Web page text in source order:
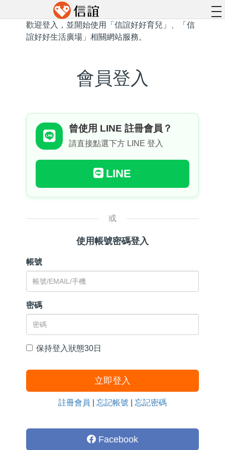
歡迎登入，並開始使用「信誼好好育兒」、「信
誼好好生活廣場」相關網站服務。
會員登入
曾使用 LINE 註冊會員？
請直接點選下方 LINE 登入
LINE
或
使用帳號密碼登入
帳號
密碼
保持登入狀態30日
立即登入
註冊會員 忘記帳號 忘記密碼
Facebook